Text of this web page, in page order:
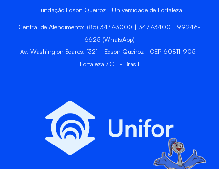
Fundação Edson Queiroz | Universidade de Fortaleza
Central de Atendimento: (85) 3477-3000 | 3477-3400 | 99246-
6625 (WhatsApp)
Av. Washington Soares, 1321 - Edson Queiroz - CEP 60811-905 -
Fortaleza / CE - Brasil